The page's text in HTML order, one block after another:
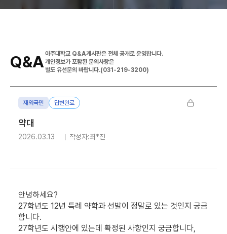
Q&A아주대학교 Q&A게시판은 전체 공개로 운영합니다.
개인정보가 포함된 문의사항은
별도 유선문의 바랍니다.(031-219-3200)
재외국민 답변완료
약대
2026.03.13 작성자:최*진
안녕하세요?
27학년도 12년 특례 약학과 선발이 정말로 있는 것인지 궁금
합니다.
27학년도 시행안에 있는데 확정된 사항인지 궁금합니다,